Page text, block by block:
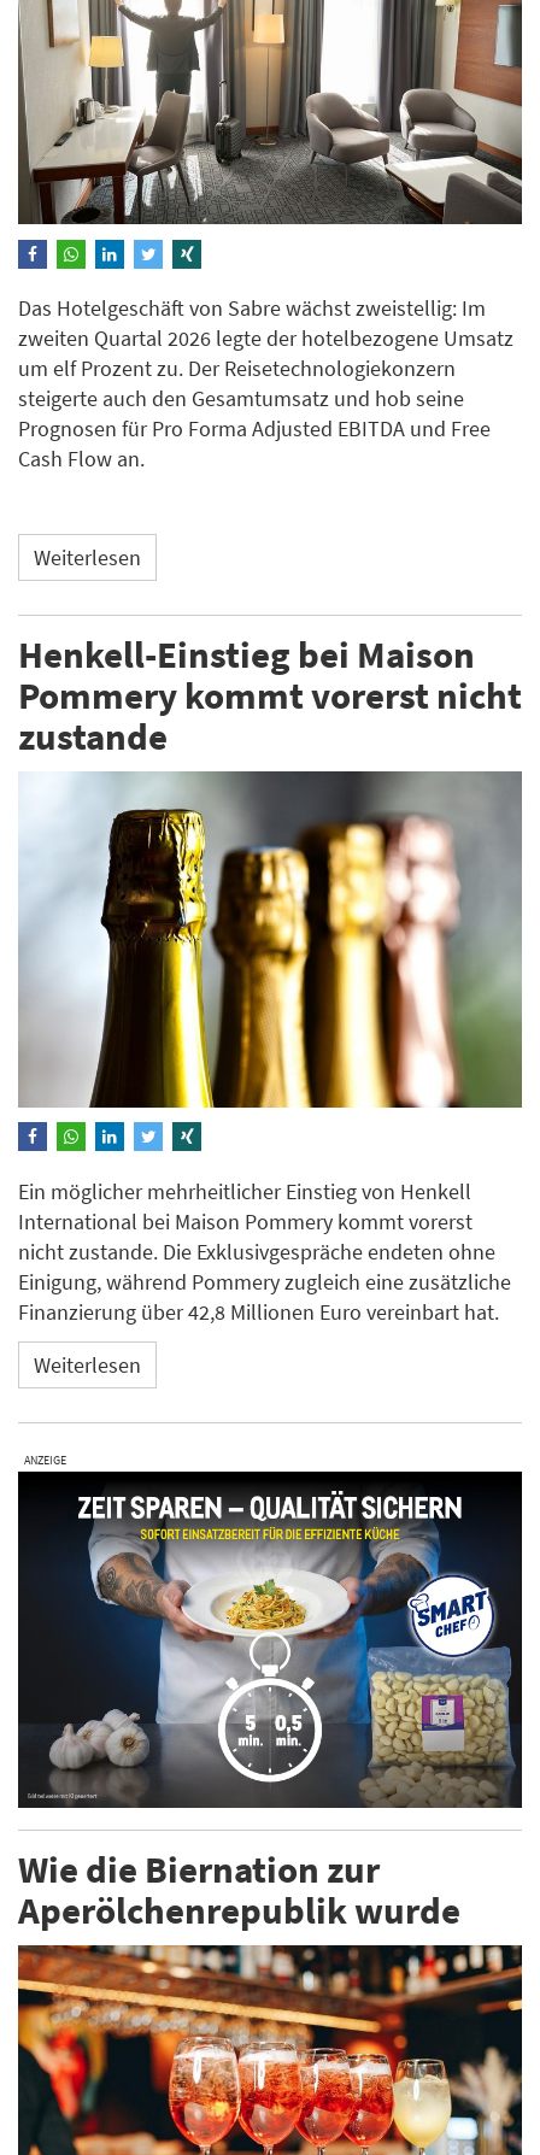
Das Hotelgeschäft von Sabre wächst zweistellig: Im
zweiten Quartal 2026 legte der hotelbezogene Umsatz
um elf Prozent zu. Der Reisetechnologiekonzern
steigerte auch den Gesamtumsatz und hob seine
Prognosen für Pro Forma Adjusted EBITDA und Free
Cash Flow an.
Weiterlesen
Henkell-Einstieg bei Maison
Pommery kommt vorerst nicht
zustande
Ein möglicher mehrheitlicher Einstieg von Henkell
International bei Maison Pommery kommt vorerst
nicht zustande. Die Exklusivgespräche endeten ohne
Einigung, während Pommery zugleich eine zusätzliche
Finanzierung über 42,8 Millionen Euro vereinbart hat.
Weiterlesen
ANZEIGE
Wie die Biernation zur
Aperölchenrepublik wurde